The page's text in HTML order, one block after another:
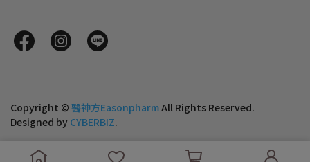
Copyright © 醫神方EasonpharmAll Rights Reserved.
Designed by CYBERBIZ.